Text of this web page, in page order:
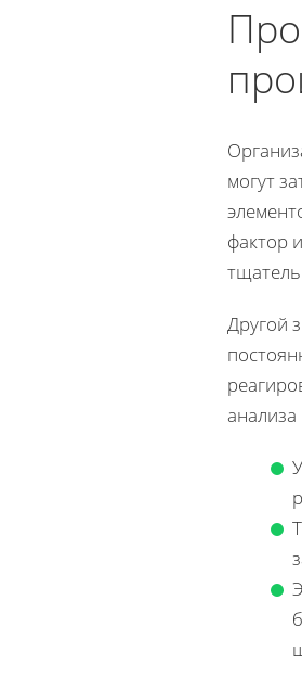
могут
фактор
Другой